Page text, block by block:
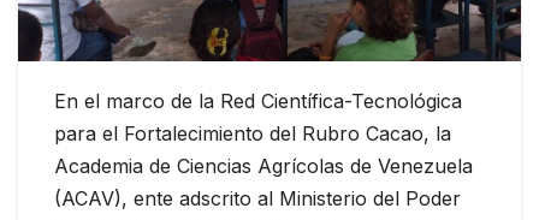
En el marco de la Red Científica-Tecnológica
para el Fortalecimiento del Rubro Cacao, la
Academia de Ciencias Agrícolas de Venezuela
(ACAV), ente adscrito al Ministerio del Poder